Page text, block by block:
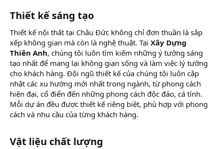
Thiết kế sáng tạo
Thiết kế nội thất tại Châu Đức không chỉ đơn thuần là sắp
xếp không gian mà còn là nghệ thuật. Tại Xây Dựng
Thiên Anh, chúng tôi luôn tìm kiếm những ý tưởng sáng
tạo nhất để mang lại không gian sống và làm việc lý tưởng
cho khách hàng. Đội ngũ thiết kế của chúng tôi luôn cập
nhật các xu hướng mới nhất trong ngành, từ phong cách
hiện đại, cổ điển đến những phong cách độc đáo, cá tính.
Mỗi dự án đều được thiết kế riêng biệt, phù hợp với phong
cách và nhu cầu của từng khách hàng.
Vật liệu chất lượng